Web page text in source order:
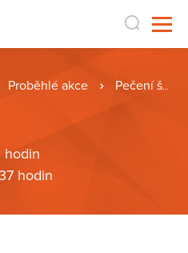
Proběhlé akce Pečení štrůdlu
hodin
hodin